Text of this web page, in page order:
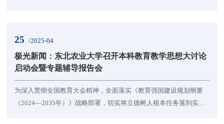
解读《东北农业大学本科教育教学思想大讨论活动实施...
25 /2025-04
极光新闻：东北农业大学召开本科教育教学思想大讨论
启动会暨专题辅导报告会
为深入贯彻全国教育大会精神，全面落实《教育强国建设规划纲要
（2024—2035年）》战略部署，切实将立德树人根本任务落到实